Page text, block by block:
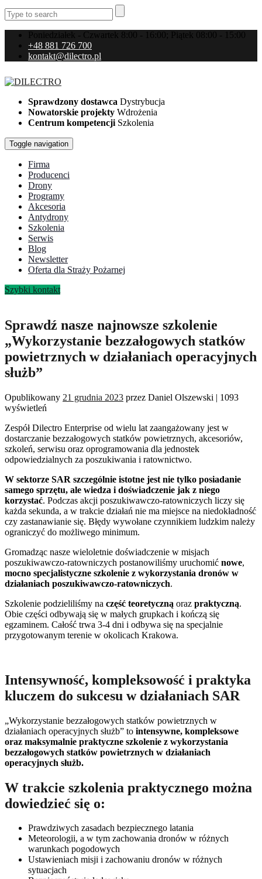
Poniedziałek - Czwartek 8:00 - 16:00; Piątek 08:00 - 15:00
+48 881 726 700
kontakt@dilectro.pl
Sprawdzony dostawca Dystrybucja
Nowatorskie projekty Wdrożenia
Centrum kompetencji Szkolenia
Toggle navigation
Firma
Producenci
Drony
Programy
Akcesoria
Antydrony
Szkolenia
Serwis
Blog
Newsletter
Oferta dla Straży Pożarnej
Szybki kontakt
Sprawdź nasze najnowsze szkolenie
„Wykorzystanie bezzałogowych statków
powietrznych w działaniach operacyjnych
służb”
Opublikowany 21 grudnia 2023 przez Daniel Olszewski | 1093
wyświetleń
Zespół Dilectro Enterprise od wielu lat zaangażowany jest w
dostarczanie bezzałogowych statków powietrznych, akcesoriów,
szkoleń, serwisu oraz oprogramowania dla jednostek
odpowiedzialnych za poszukiwania i ratownictwo.
W sektorze SAR szczególnie istotne jest nie tylko posiadanie
samego sprzętu, ale wiedza i doświadczenie jak z niego
korzystać. Podczas akcji poszukiwawczo-ratowniczych liczy się
każda sekunda, a w trakcie działań nie ma miejsce na niedokładność
czy zastanawianie się. Błędy wywołane czynnikiem ludzkim należy
ograniczyć do możliwego minimum.
Gromadząc nasze wieloletnie doświadczenie w misjach
poszukiwawczo-ratowniczych postanowiliśmy uruchomić nowe,
mocno specjalistyczne szkolenie z wykorzystania dronów w
działaniach poszukiwawczo-ratowniczych.
Szkolenie podzieliliśmy na część teoretyczną oraz praktyczną.
Obie części odbywają się w małych grupkach i kończą się
egzaminem. Całość trwa 3-4 dni i odbywa się na specjalnie
przygotowanym terenie w okolicach Krakowa.
Intensywność, kompleksowość i praktyka
kluczem do sukcesu w działaniach SAR
„Wykorzystanie bezzałogowych statków powietrznych w
działaniach operacyjnych służb” to intensywne, kompleksowe
oraz maksymalnie praktyczne szkolenie z wykorzystania
bezzałogowych statków powietrznych w działaniach
operacyjnych służb.
W trakcie szkolenia praktycznego można
dowiedzieć się o:
Prawdziwych zasadach bezpiecznego latania
Meteorologii, a w tym zachowania dronów w różnych
warunkach pogodowych
Ustawieniach misji i zachowaniu dronów w różnych
sytuacjach